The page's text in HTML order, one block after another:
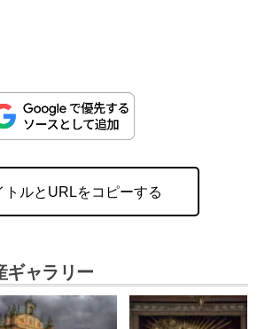
トルとURLをコピーする
ギャラリー